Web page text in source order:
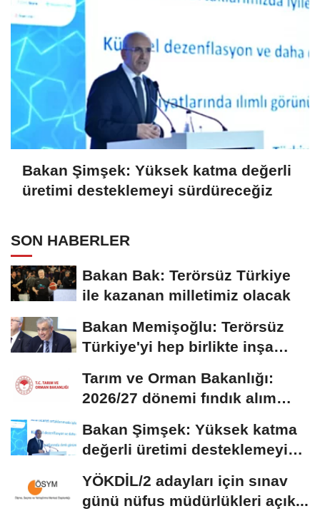
Bakan Şimşek: Yüksek katma değerli
üretimi desteklemeyi sürdüreceğiz
SON HABERLER
Bakan Bak: Terörsüz Türkiye
ile kazanan milletimiz olacak
Bakan Memişoğlu: Terörsüz
Türkiye'yi hep birlikte inşa
Tarım ve Orman Bakanlığı:
2026/27 dönemi fındık alım
Bakan Şimşek: Yüksek katma
değerli üretimi desteklemeyi
sürdüreceğiz
YÖKDİL/2 adayları için sınav
günü nüfus müdürlükleri açık...